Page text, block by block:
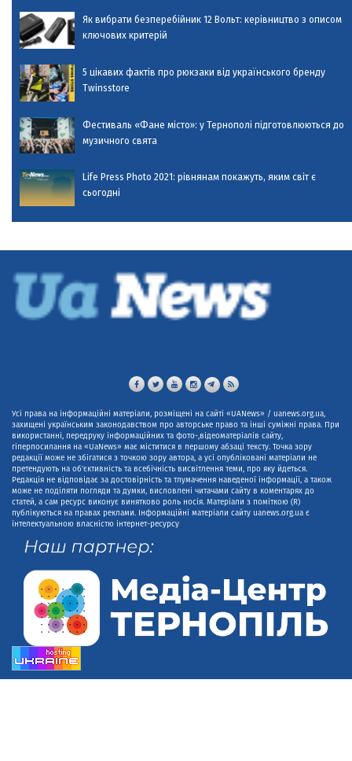
Як вибрати безперебійник 12 Вольт: керівництво з описом
ключових критерій
5 цікавих фактів про рюкзаки від українського бренду
Twinsstore
Фестиваль «Фане місто»: у Тернополі підготовлюються до
музичного свята
Life Press Photo 2021: рівнянам покажуть, яким світ є
сьогодні
Усі права на інформаційні матеріали, розміщені на сайті «UANews» / uanews.org.ua,
захищені українським законодавством про авторське право та інші суміжні права. При
використанні, передруку інформаційних та фото-,відеоматеріалів сайту,
гіперпосилання на «UaNews» має міститися в першому абзаці тексту. Точка зору
редакції може не збігатися з точкою зору автора, а усі опубліковані матеріали не
претендують на об'єктивність та всебічність висвітлення теми, про яку йдеться.
Редакція не відповідає за достовірність та тлумачення наведеної інформації, а також
може не поділяти погляди та думки, висловлені читачами сайту в коментарях до
статей, а сам ресурс виконує винятково роль носія. Матеріали з поміткою (R)
публікуються на правах реклами. Інформаційні матеріали сайту uanews.org.ua є
інтелектуальною власністю інтернет-ресурсу